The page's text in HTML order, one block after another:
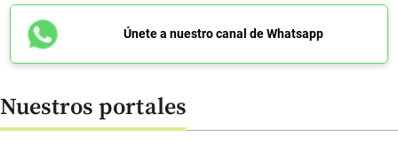
Únete a nuestro canal de Whatsapp
Nuestros portales